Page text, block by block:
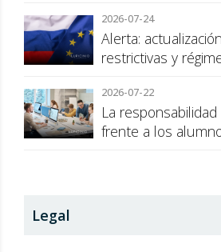
2026-07-24
Alerta:
restrictivas y
2026-07-22
La
frente a los
Legal